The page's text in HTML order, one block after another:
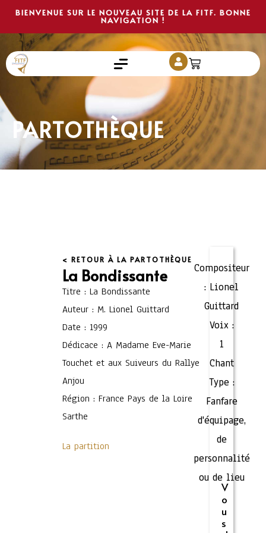
BIENVENUE SUR LE NOUVEAU SITE DE LA FITF. BONNE
NAVIGATION !
PARTOTHÈQUE
< RETOUR À LA PARTOTHÈQUE
La Bondissante
Titre : La Bondissante
Auteur : M. Lionel Guittard
Date : 1999
Dédicace : A Madame Eve-Marie
Touchet et aux Suiveurs du Rallye
Anjou
Région : France Pays de la Loire
Sarthe
La partition
Compositeur
: Lionel
Guittard
Voix :
1
Chant
Type :
Fanfare
d'équipage,
de
personnalité
ou de lieu
V
o
u
s